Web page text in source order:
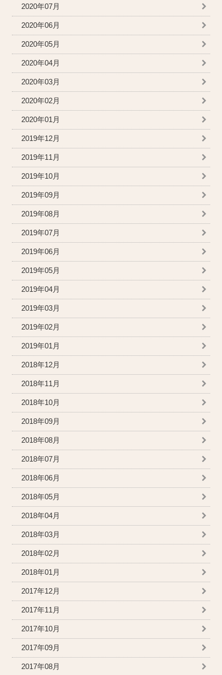
2020年07月
2020年06月
2020年05月
2020年04月
2020年03月
2020年02月
2020年01月
2019年12月
2019年11月
2019年10月
2019年09月
2019年08月
2019年07月
2019年06月
2019年05月
2019年04月
2019年03月
2019年02月
2019年01月
2018年12月
2018年11月
2018年10月
2018年09月
2018年08月
2018年07月
2018年06月
2018年05月
2018年04月
2018年03月
2018年02月
2018年01月
2017年12月
2017年11月
2017年10月
2017年09月
2017年08月